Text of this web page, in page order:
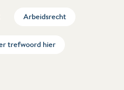
Arbeidsrecht
trefwoord hier